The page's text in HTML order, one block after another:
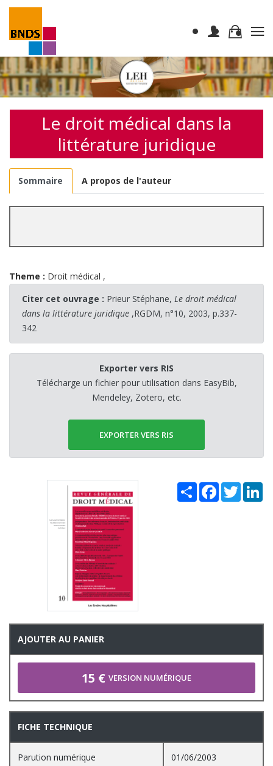
Le droit médical dans la
littérature juridique
Sommaire A propos de l'auteur
Theme : Droit médical ,
Citer cet ouvrage : Prieur Stéphane, Le droit médical
dans la littérature juridique ,RGDM, n°10, 2003, p.337-
342
Exporter vers RIS
Télécharge un fichier pour utilisation dans EasyBib,
Mendeley, Zotero, etc.
EXPORTER VERS RIS
Share Facebook
Twitter
AJOUTER AU PANIER
15 € VERSION NUMÉRIQUE
FICHE TECHNIQUE
Parution numérique 01/06/2003